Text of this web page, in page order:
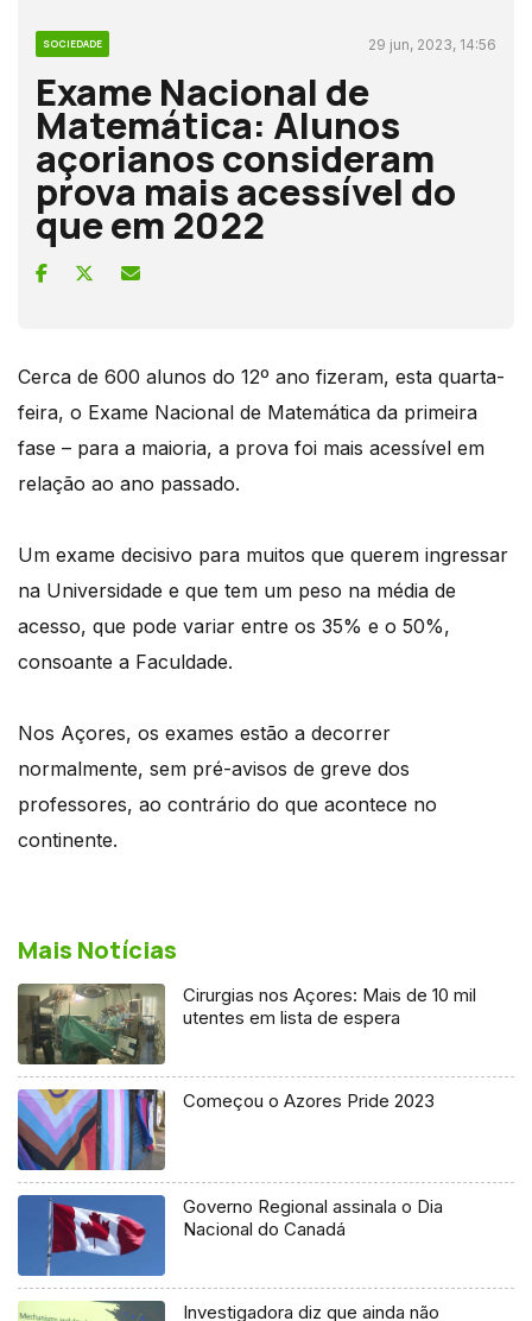
SOCIEDADE 29 jun, 2023, 14:56
Exame Nacional de
Matemática: Alunos
açorianos consideram
prova mais acessível do
que em 2022
Cerca de 600 alunos do 12º ano fizeram, esta quarta-
feira, o Exame Nacional de Matemática da primeira
fase – para a maioria, a prova foi mais acessível em
relação ao ano passado.
Um exame decisivo para muitos que querem ingressar
na Universidade e que tem um peso na média de
acesso, que pode variar entre os 35% e o 50%,
consoante a Faculdade.
Nos Açores, os exames estão a decorrer
normalmente, sem pré-avisos de greve dos
professores, ao contrário do que acontece no
continente.
Mais Notícias
Cirurgias nos Açores: Mais de 10 mil
utentes em lista de espera
Começou o Azores Pride 2023
Governo Regional assinala o Dia
Nacional do Canadá
Investigadora diz que ainda não